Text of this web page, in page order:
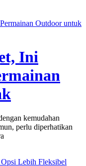
Outdoor untuk
Ini
kemudahan
perlu diperhatikan
Lebih Fleksibel